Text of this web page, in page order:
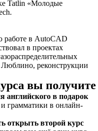
Tatlin «Молодые
работе в AutoCAD
в проектах
реконструкции
вы получите
английского в подарок
грамматики в онлайн-
открыть второй курс